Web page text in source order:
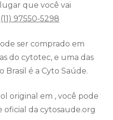
que você vai
(11) 97550-5298
ser comprado em
do cytotec, e uma das
Brasil é a Cyto Saúde.
original em , você pode
oficial da cytosaude.org